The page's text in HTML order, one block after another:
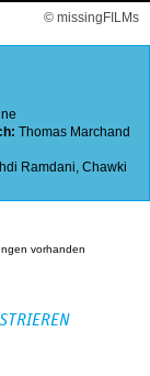
© missingFILMs
Thomas Marchand
Ramdani, Chawki
vorhanden